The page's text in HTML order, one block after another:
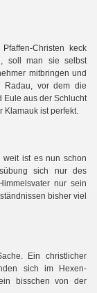
Christen keck
soll man sie selbst
mitbringen und
Radau, vor dem die
Eule aus der Schlucht
Klamauk ist perfekt.
weit ist es nun schon
sich nur des
nur sein
bisher viel
Ein christlicher
sich im Hexen-
bisschen von der